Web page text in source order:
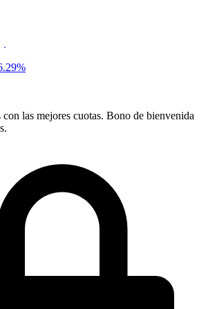
%
las mejores cuotas. Bono de bienvenida